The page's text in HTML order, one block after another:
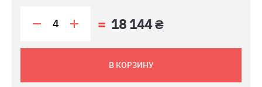
18 144 ₴
В КОРЗИНУ